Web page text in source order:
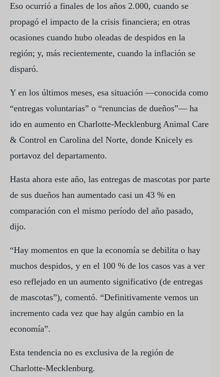
Eso ocurrió a finales de los años 2.000, cuando se
propagó el impacto de la crisis financiera; en otras
ocasiones cuando hubo oleadas de despidos en la
región; y, más recientemente, cuando la inflación se
disparó.
Y en los últimos meses, esa situación —conocida como
“entregas voluntarias” o “renuncias de dueños”— ha
ido en aumento en Charlotte-Mecklenburg Animal Care
& Control en Carolina del Norte, donde Knicely es
portavoz del departamento.
Hasta ahora este año, las entregas de mascotas por parte
de sus dueños han aumentado casi un 43 % en
comparación con el mismo período del año pasado,
dijo.
“Hay momentos en que la economía se debilita o hay
muchos despidos, y en el 100 % de los casos vas a ver
eso reflejado en un aumento significativo (de entregas
de mascotas”), comentó. “Definitivamente vemos un
incremento cada vez que hay algún cambio en la
economía”.
Esta tendencia no es exclusiva de la región de
Charlotte-Mecklenburg.